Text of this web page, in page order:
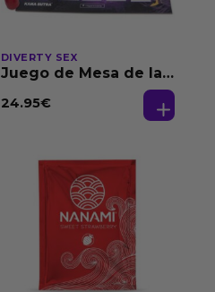
DIVERTY SEX
Juego de Mesa de las
24.95€